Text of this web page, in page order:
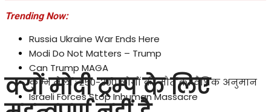
Trending Now:
Russia Ukraine War Ends Here
Modi Do Not Matters – Trump
Can Trump MAGA
कुम्भ मेला : 250-300 लोगों की मौत का वैश्विक अनुमान
Israeli Forces Stop Inhuman Massacre
क्यों मोदी ट्रम्प के लिए